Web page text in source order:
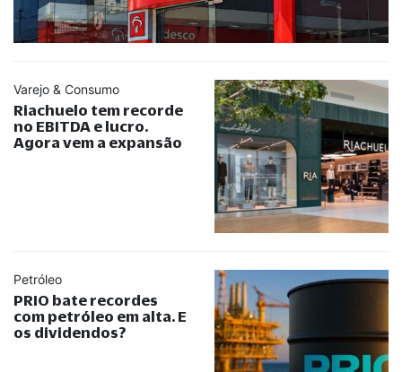
Varejo & Consumo
Riachuelo tem recorde
no EBITDA e lucro.
Agora vem a expansão
Petróleo
PRIO bate recordes
com petróleo em alta. E
os dividendos?